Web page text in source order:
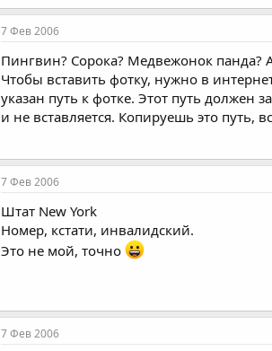
7 Фев 2006
Пингвин? Сорока? Медвежонок панда?
Чтобы вставить фотку, нужно в
указан путь к фотке. Этот путь должен
и не вставляется. Копируешь это путь,
7 Фев 2006
Штат New York
Номер, кстати, инвалидский.
Это не мой, точно
7 Фев 2006